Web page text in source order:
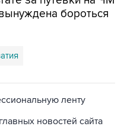
новостей сайта
в официальном